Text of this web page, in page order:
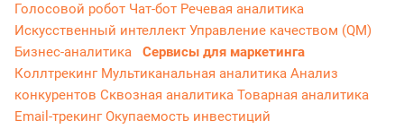
Голосовой робот Чат-бот Речевая аналитика
Искусственный интеллект Управление качеством (QM)
Бизнес-аналитика
Сервисы для маркетинга
Коллтрекинг Мультиканальная аналитика Анализ
конкурентов Сквозная аналитика Товарная аналитика
Email-трекингОкупаемость инвестиций